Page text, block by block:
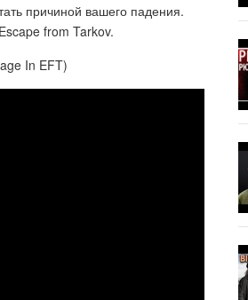
причиной вашего падения.
from Tarkov.
In EFT)